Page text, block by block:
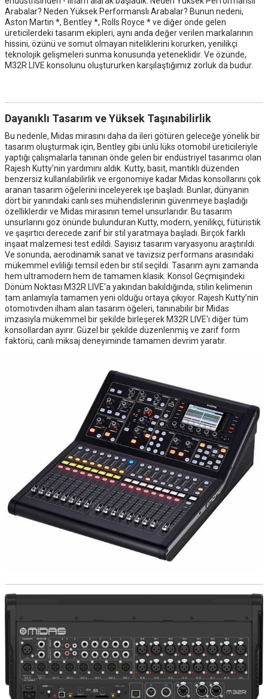
Arabalar? Neden Yüksek Performanslı Arabalar? Bunun nedeni,
Aston Martin *, Bentley *, Rolls Royce * ve diğer önde gelen
üreticilerdeki tasarım ekipleri, aynı anda değer verilen markalarının
hissini, özünü ve somut olmayan niteliklerini korurken, yenilikçi
teknolojik gelişmeleri sunma konusunda yeteneklidir. Ve özünde,
M32R LIVE konsolunu oluştururken karşılaştığımız zorluk da budur.
Dayanıklı Tasarım ve Yüksek Taşınabilirlik
Bu nedenle, Midas mirasını daha da ileri götüren geleceğe yönelik bir
tasarım oluşturmak için, Bentley gibi ünlü lüks otomobil üreticileriyle
yaptığı çalışmalarla tanınan önde gelen bir endüstriyel tasarımcı olan
Rajesh Kutty'nin yardımını aldık. Kutty, basit, mantıklı düzenden
benzersiz kullanılabilirlik ve ergonomiye kadar Midas konsollarını çok
aranan tasarım öğelerini inceleyerek işe başladı. Bunlar, dünyanın
dört bir yanındaki canlı ses mühendislerinin güvenmeye başladığı
özelliklerdir ve Midas mirasının temel unsurlarıdır. Bu tasarım
unsurlarını göz önünde bulunduran Kutty, modern, yenilikçi, fütüristik
ve şaşırtıcı derecede zarif bir stil yaratmaya başladı. Birçok farklı
inşaat malzemesi test edildi. Sayısız tasarım varyasyonu araştırıldı.
Ve sonunda, aerodinamik sanat ve tavizsiz performans arasındaki
mükemmel evliliği temsil eden bir stil seçildi. Tasarım aynı zamanda
hem ultramodern hem de tamamen klasik. Konsol Geçmişindeki
Dönüm Noktası M32R LIVE'a yakından bakıldığında, stilin kelimenin
tam anlamıyla tamamen yeni olduğu ortaya çıkıyor. Rajesh Kutty’nin
otomotivden ilham alan tasarım öğeleri, tanınabilir bir Midas
imzasıyla mükemmel bir şekilde birleşerek M32R LIVE'ı diğer tüm
konsollardan ayırır. Güzel bir şekilde düzenlenmiş ve zarif form
faktörü, canlı miksaj deneyiminde tamamen devrim yaratır.